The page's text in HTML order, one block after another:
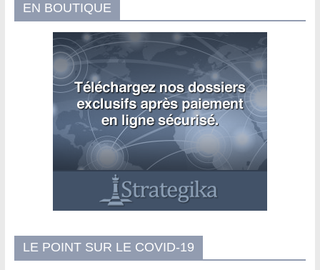
EN BOUTIQUE
LE POINT SUR LE COVID-19